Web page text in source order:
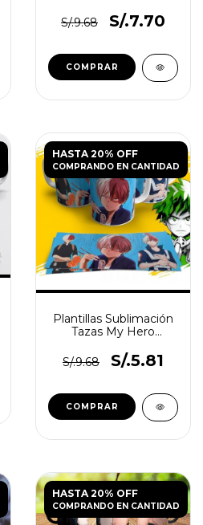
S/.9.68
S/.7.70
HASTA 20% OFF
COMPRANDO EN CANTIDAD
Plantillas Sublimación
Tazas My Hero
S/.9.68
S/.5.81
HASTA 20% OFF
COMPRANDO EN CANTIDAD